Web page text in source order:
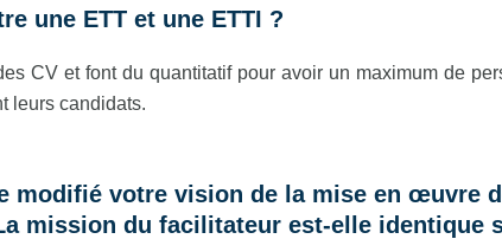
une ETT et une ETTI ?
CV et font du quantitatif pour avoir un maximum de
leurs candidats.
modifié votre vision de la mise en œuvre
mission du facilitateur est-elle identique